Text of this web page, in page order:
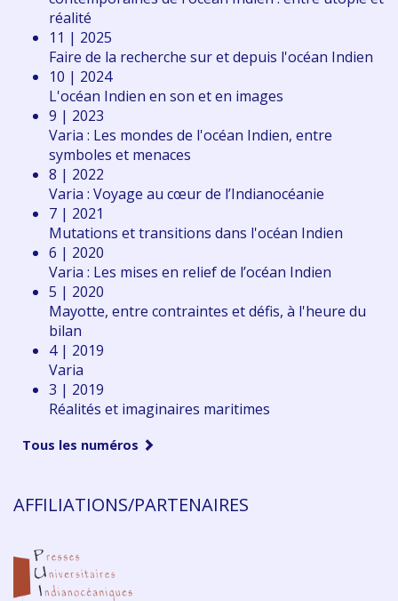
réalité
11 | 2025
Faire de la recherche sur et depuis l'océan Indien
10 | 2024
L'océan Indien en son et en images
9 | 2023
Varia : Les mondes de l'océan Indien, entre
symboles et menaces
8 | 2022
Varia : Voyage au cœur de l’Indianocéanie
7 | 2021
Mutations et transitions dans l'océan Indien
6 | 2020
Varia : Les mises en relief de l’océan Indien
5 | 2020
Mayotte, entre contraintes et défis, à l'heure du
bilan
4 | 2019
Varia
3 | 2019
Réalités et imaginaires maritimes
Tous les numéros
AFFILIATIONS/PARTENAIRES